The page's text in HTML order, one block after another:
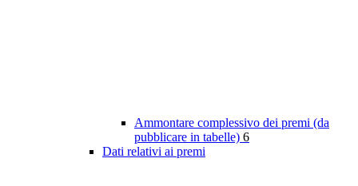
Ammontare complessivo dei premi (da
pubblicare in tabelle) 6
Dati relativi ai premi